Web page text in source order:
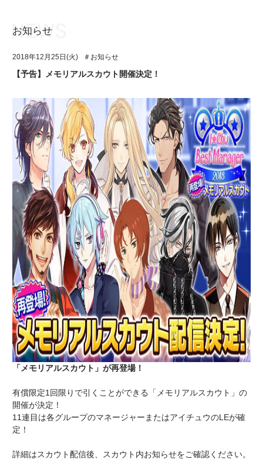
アプリゲーム
イベント・キャンペーン
ミュージック
グッズ・本
ギャラリー
ユニット&キャラクター
アプリゲーム
イベント・キャンペーン
ミュージック
グッズ・本
ギャラリー
お知らせ
2018年12月25日(火) ＃お知らせ
【予告】メモリアルスカウト開催決定！
「メモリアルスカウト」が再登場！
有償限定1回限りで引くことができる「メモリアルスカウト」の
開催が決定！
11連目は各グループのマネージャーまたはアイチュウのLEが確
定！
詳細はスカウト配信後、スカウト内お知らせをご確認ください。